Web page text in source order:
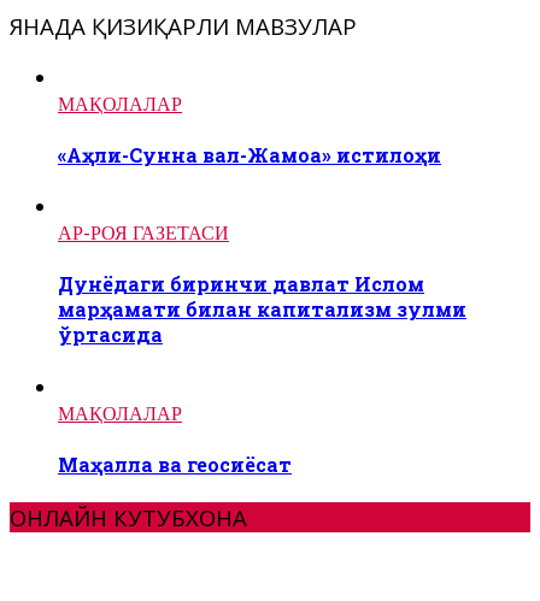
ЯНАДА ҚИЗИҚАРЛИ МАВЗУЛАР
МАҚОЛАЛАР
«Аҳли-Сунна вал-Жамоа» истилоҳи
АР-РОЯ ГАЗЕТАСИ
Дунёдаги биринчи давлат Ислом
марҳамати билан капитализм зулми
ўртасида
МАҚОЛАЛАР
Маҳалла ва геосиёсат
ОНЛАЙН КУТУБХОНА